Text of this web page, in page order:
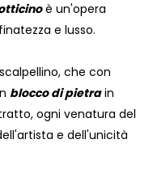
è un'opera
e lusso.
che con
blocco di pietrain
ogni venatura del
e dell'unicità